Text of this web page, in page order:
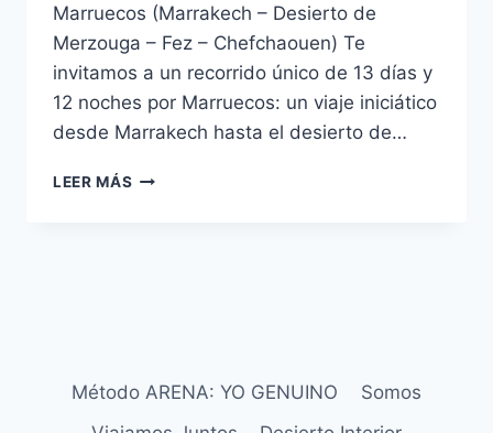
Marruecos (Marrakech – Desierto de
Merzouga – Fez – Chefchaouen) Te
invitamos a un recorrido único de 13 días y
12 noches por Marruecos: un viaje iniciático
desde Marrakech hasta el desierto de…
LEER MÁS
Método ARENA: YO GENUINO
Somos